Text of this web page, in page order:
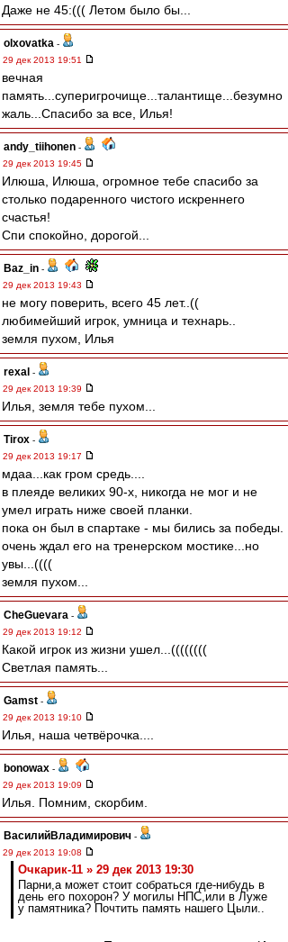
Даже не 45:((( Летом было бы...
olxovatka -
29 дек 2013 19:51
вечная
память...суперигрочище...талантище...безумно
жаль...Спасибо за все, Илья!
andy_tiihonen -
29 дек 2013 19:45
Илюша, Илюша, огромное тебе спасибо за
столько подаренного чистого искреннего
счастья!
Спи спокойно, дорогой...
Baz_in -
29 дек 2013 19:43
не могу поверить, всего 45 лет..((
любимейший игрок, умница и технарь..
земля пухом, Илья
rexal -
29 дек 2013 19:39
Илья, земля тебе пухом...
Tirox -
29 дек 2013 19:17
мдаа...как гром средь....
в плеяде великих 90-х, никогда не мог и не
умел играть ниже своей планки.
пока он был в спартаке - мы бились за победы.
очень ждал его на тренерском мостике...но
увы...((((
земля пухом...
CheGuevara -
29 дек 2013 19:12
Какой игрок из жизни ушел...((((((((
Светлая память...
Gamst -
29 дек 2013 19:10
Илья, наша четвёрочка....
bonowax -
29 дек 2013 19:09
Илья. Помним, скорбим.
ВасилийВладимирович -
29 дек 2013 19:08
Очкарик-11 » 29 дек 2013 19:30
Парни,а может стоит собраться где-нибудь в
день его похорон? У могилы НПС,или в Луже
у памятника? Почтить память нашего Цыли..